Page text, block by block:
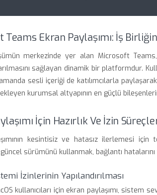
Ekran Paylaşımı: İş
merkezinde yer alan Microsoft
sağlayan dinamik bir platformdur.
sesli içeriği de katılımcılarla
kurumsal altyapının en güçlü
İçin Hazırlık Ve İzin
kesintisiz ve hatasız ilerlemesi
güncel sürümünü kullanmak, bağlantı
İzinlerinin Yapılandırılması
kullanıcıları için ekran paylaşımı, sistem